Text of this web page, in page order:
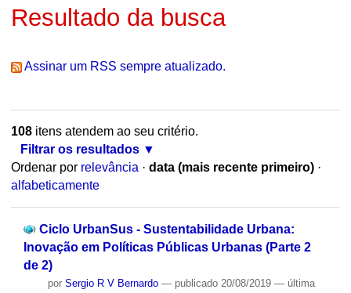
Resultado da busca
Assinar um RSS sempre atualizado.
108itens atendem ao seu critério.
Filtrar os resultados
Ordenar por relevância · data (mais recente primeiro) ·
alfabeticamente
Ciclo UrbanSus - Sustentabilidade Urbana:
Inovação em Políticas Públicas Urbanas (Parte 2
de 2)
por Sergio R V Bernardo — publicado20/08/2019 — última